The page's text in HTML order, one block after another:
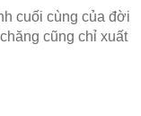
cuối cùng của đời
cũng chỉ xuất